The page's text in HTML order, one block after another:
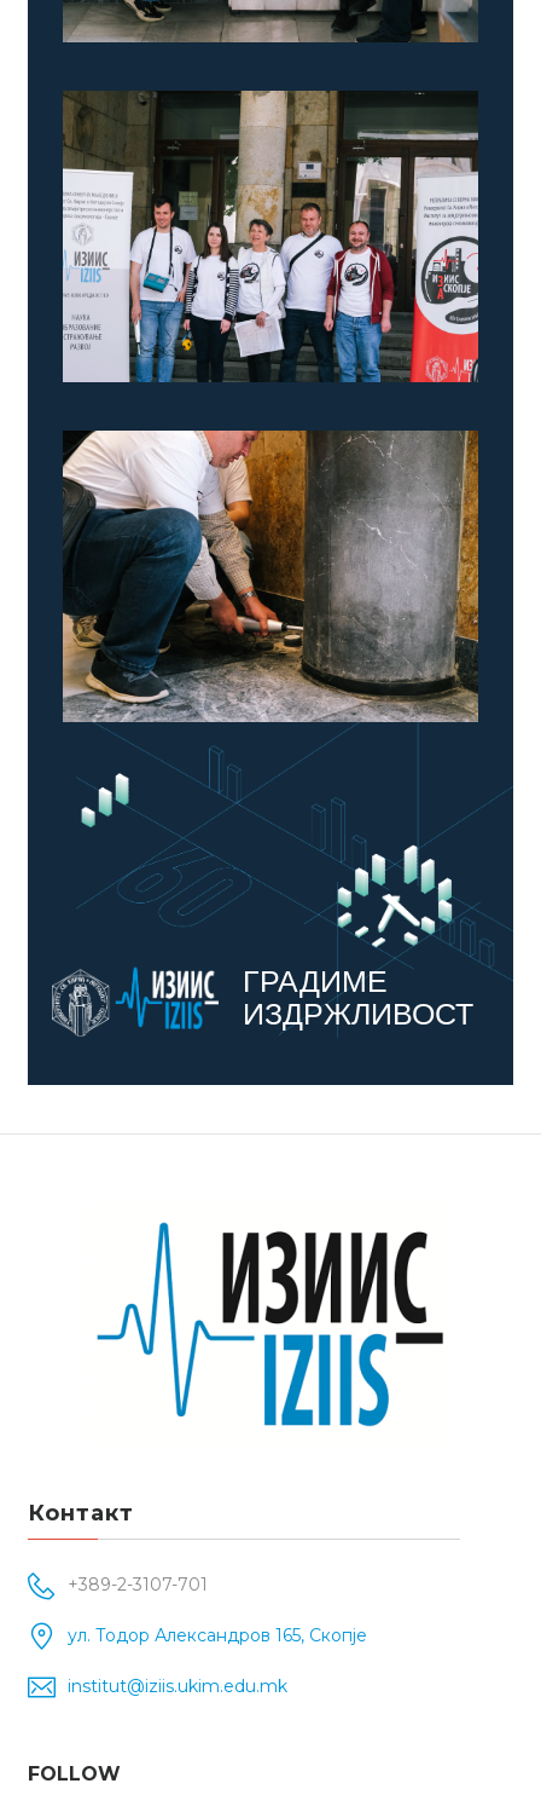
ГРАДИМЕ
ИЗДРЖЛИВОСТ
Контакт
+389-2-3107-701
ул. Тодор Александров 165, Скопје
institut@iziis.ukim.edu.mk
FOLLOW